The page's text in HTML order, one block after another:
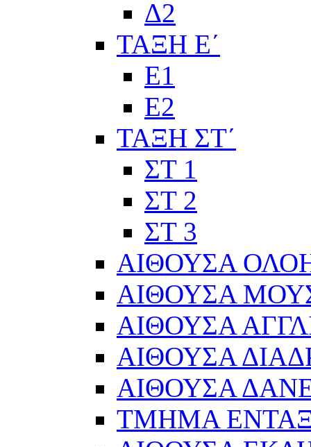
Δ2
ΤΑΞΗ Ε΄
Ε1
Ε2
ΤΑΞΗ ΣΤ΄
ΣΤ 1
ΣΤ 2
ΣΤ 3
ΑΙΘΟΥΣΑ
ΑΙΘΟΥΣΑ
ΑΙΘΟΥΣΑ
ΑΙΘΟΥΣΑ
ΑΙΘΟΥΣΑ
ΤΜΗΜΑ